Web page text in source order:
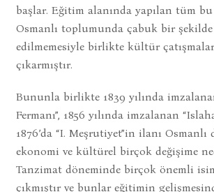
başlar. Eğitim alanında yapılan tüm
Osmanlı toplumunda çabuk bir
edilmemesiyle birlikte kültür
çıkarmıştır.
Bununla birlikte 1839 yılında
Fermanı”, 1856 yılında imzalanan
1876’da “I. Meşrutiyet”in ilanı Osmanlı
ekonomi ve kültürel birçok değişime
Tanzimat döneminde birçok önemli
çıkmıştır ve bunlar eğitimin